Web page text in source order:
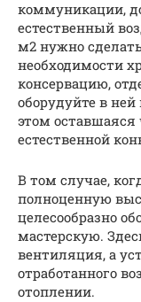
коммуникации,
естественный
м2 нужно
необходимости
консервацию,
оборудуйте в
этом оставшаяся
естественной
В том случае,
полноценную
целесообразно
мастерскую.
вентиляция, а
отработанного
отоплении.